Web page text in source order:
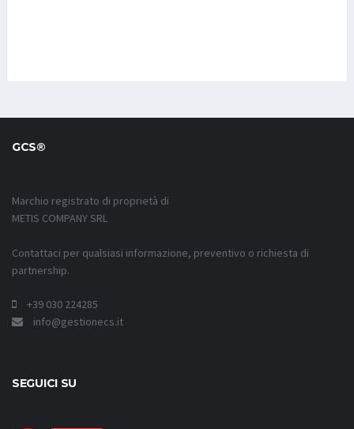
GCS®
Marchio registrato di proprietà di
METIS COMPANY SRL
Contattaci per qualsiasi informazione, preventivo o richiesta di
partnership.
+39 030 224285
info@gestionecs.it
SEGUICI SU